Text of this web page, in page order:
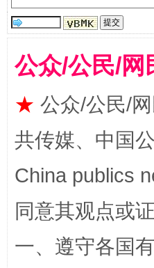
全民健身五年计划来了
公众/公民/网
★ 公众/公民/
共传媒、中国
China publics
同意其观点或
一、遵守各国